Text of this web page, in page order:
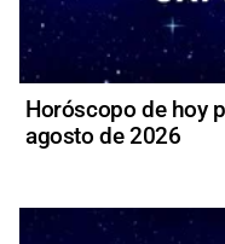
Horóscopo de hoy
agosto de 2026